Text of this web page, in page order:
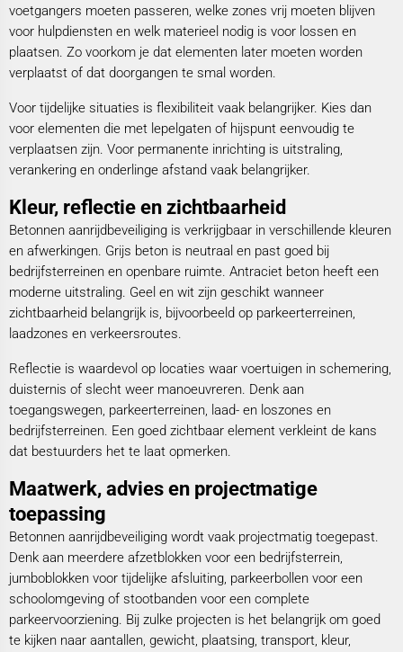
voetgangers moeten passeren, welke zones vrij moeten blijven
voor hulpdiensten en welk materieel nodig is voor lossen en
plaatsen. Zo voorkom je dat elementen later moeten worden
verplaatst of dat doorgangen te smal worden.
Voor tijdelijke situaties is flexibiliteit vaak belangrijker. Kies dan
voor elementen die met lepelgaten of hijspunt eenvoudig te
verplaatsen zijn. Voor permanente inrichting is uitstraling,
verankering en onderlinge afstand vaak belangrijker.
Kleur, reflectie en zichtbaarheid
Betonnen aanrijdbeveiliging is verkrijgbaar in verschillende kleuren
en afwerkingen. Grijs beton is neutraal en past goed bij
bedrijfsterreinen en openbare ruimte. Antraciet beton heeft een
moderne uitstraling. Geel en wit zijn geschikt wanneer
zichtbaarheid belangrijk is, bijvoorbeeld op parkeerterreinen,
laadzones en verkeersroutes.
Reflectie is waardevol op locaties waar voertuigen in schemering,
duisternis of slecht weer manoeuvreren. Denk aan
toegangswegen, parkeerterreinen, laad- en loszones en
bedrijfsterreinen. Een goed zichtbaar element verkleint de kans
dat bestuurders het te laat opmerken.
Maatwerk, advies en projectmatige
toepassing
Betonnen aanrijdbeveiliging wordt vaak projectmatig toegepast.
Denk aan meerdere afzetblokken voor een bedrijfsterrein,
jumboblokken voor tijdelijke afsluiting, parkeerbollen voor een
schoolomgeving of stootbanden voor een complete
parkeervoorziening. Bij zulke projecten is het belangrijk om goed
te kijken naar aantallen, gewicht, plaatsing, transport, kleur,